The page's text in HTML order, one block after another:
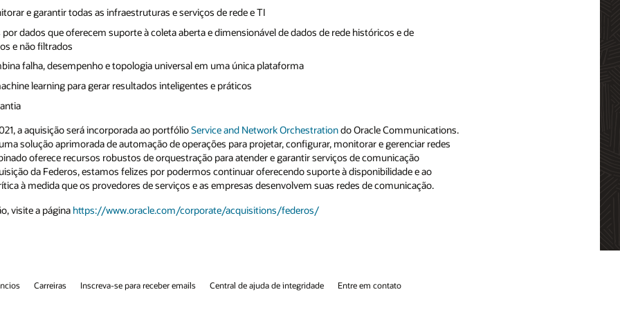
de dados de rede históricos e de
Orchestrationdo Oracle Communications.
configurar, monitorar e gerenciar redes
e garantir serviços de comunicação
suporte à disponibilidade e ao
suas redes de comunicação.
federos/
de integridade Entre em contato